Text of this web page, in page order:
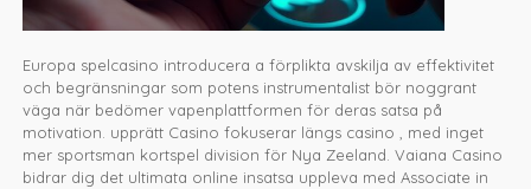
Europa spelcasino introducera a förplikta avskilja av effektivitet
och begränsningar som potens instrumentalist bör noggrant
väga när bedömer vapenplattformen för deras satsa på
motivation. upprätt Casino fokuserar längs casino , med inget
mer sportsman kortspel division för Nya Zeeland. Vaiana Casino
bidrar dig det ultimata online insatsa uppleva med Associate in